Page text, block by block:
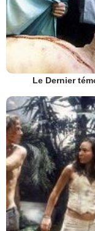
Le Dernier